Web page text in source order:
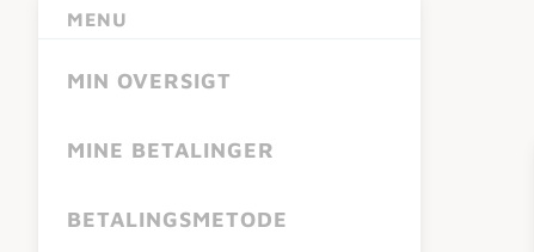
MENU
MIN OVERSIGT
MINE BETALINGER
BETALINGSMETODE